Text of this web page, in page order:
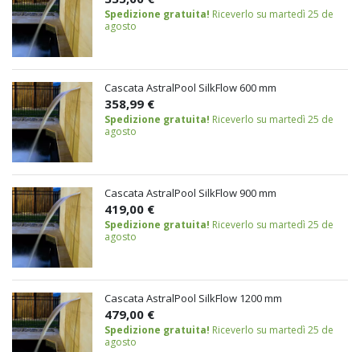
Spedizione gratuita! Riceverlo su martedì 25 de
agosto
Cascata AstralPool SilkFlow 600 mm
358,99 €
Spedizione gratuita! Riceverlo su martedì 25 de
agosto
Cascata AstralPool SilkFlow 900 mm
419,00 €
Spedizione gratuita! Riceverlo su martedì 25 de
agosto
Cascata AstralPool SilkFlow 1200 mm
479,00 €
Spedizione gratuita! Riceverlo su martedì 25 de
agosto